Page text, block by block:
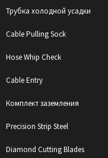
Трубка холодной усадки
Cable Pulling Sock
Hose Whip Check
Cable Entry
Комплект заземления
Precision Strip Steel
Diamond Cutting Blades